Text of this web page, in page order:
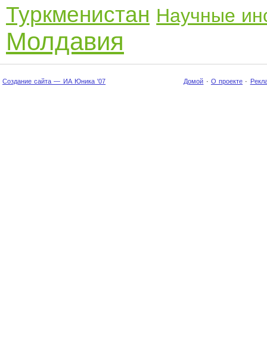
Туркменистан Научные
Молдавия
Создание сайта — ИА Юника '07 Домой · О проекте ·